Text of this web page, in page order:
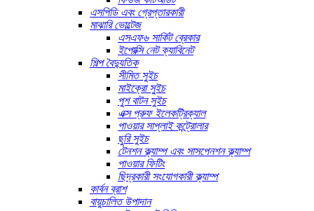
এসপিডি এবং গ্রেপ্তারকারী
মাঝারি ভোল্টেজ
এসএফ৬ সার্কিট ব্রেকার
ইপোক্সি নেট ক্যাবিনেট
শিল্প বৈদ্যুতিক
সীমিত সুইচ
মাইক্রো সুইচ
পুশ বাটন সুইচ
এক্স প্রুফ ইলেকট্রিক্যাল
পাওয়ার সাপ্লাই কন্ট্রোলার
ছুরি সুইচ
টেনশন ক্ল্যাম্প এবং সাসপেনশন ক্ল্যাম্প
পাওয়ার ফিটিং
ছিদ্রকারী সংযোগকারী ক্ল্যাম্প
কার্বন ব্রাশ
বায়ুচালিত উপাদান